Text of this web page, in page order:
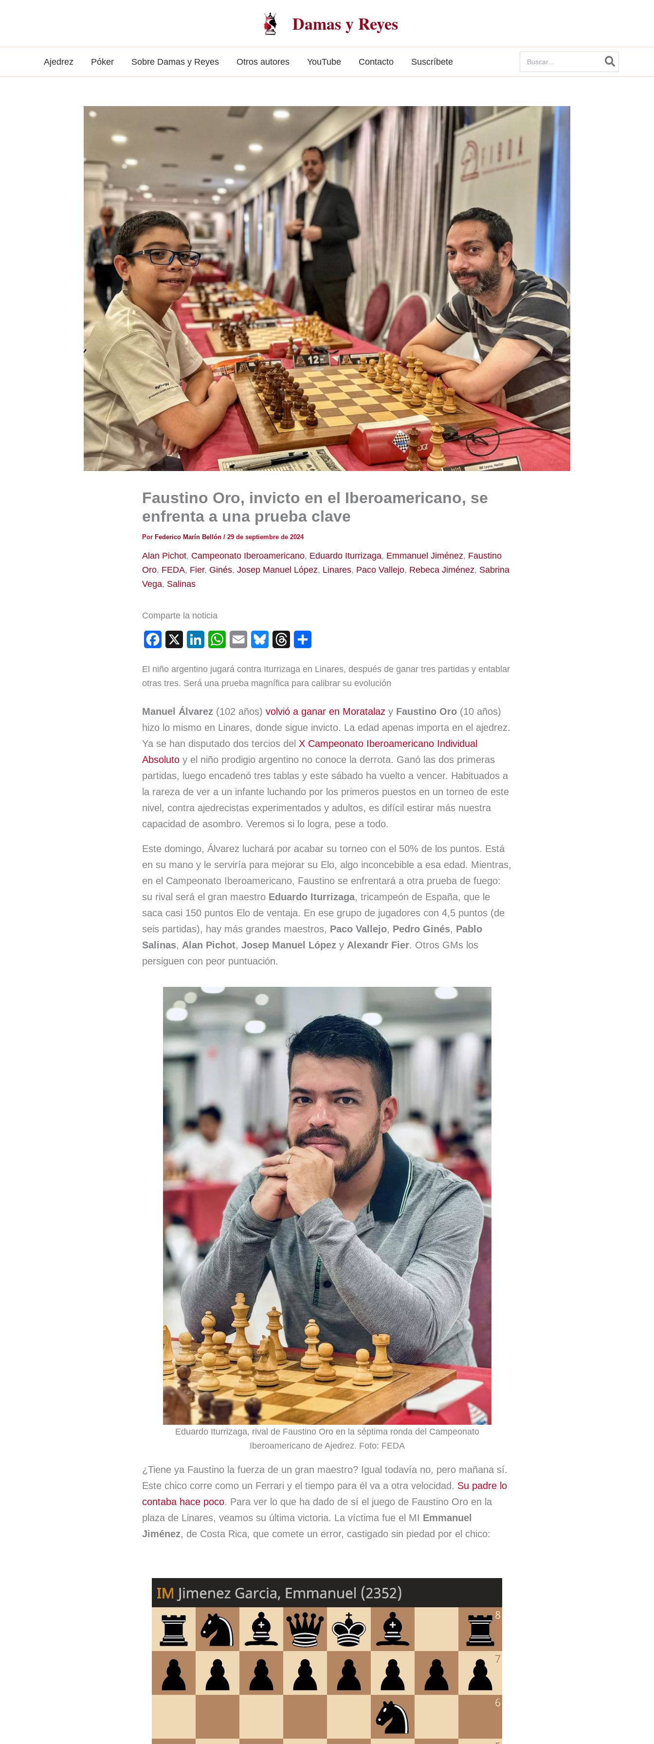
Damas y Reyes
Ajedrez Póker Sobre Damas y Reyes Otros autores YouTube Contacto Suscríbete
por:
Faustino Oro, invicto en el Iberoamericano, se
enfrenta a una prueba clave
Por Federico Marín Bellón / 29 de septiembre de 2024
Alan Pichot, Campeonato Iberoamericano, Eduardo Iturrizaga, Emmanuel Jiménez, Faustino
Oro, FEDA, Fier, Ginés, Josep Manuel López, Linares, Paco Vallejo, Rebeca Jiménez, Sabrina
Vega, Salinas
Comparte la noticia
c
b
o
o
k
n
e
d
I
n
W
a
s
A
p
p
a
l
u
s
k
y
r
a
d
s
m
a
r
t
i
r
El niño argentino jugará contra Iturrizaga en Linares, después de ganar tres partidas y entablar
otras tres. Será una prueba magnífica para calibrar su evolución
Manuel Álvarez (102 años) volvió a ganar en Moratalaz y Faustino Oro (10 años)
hizo lo mismo en Linares, donde sigue invicto. La edad apenas importa en el ajedrez.
Ya se han disputado dos tercios del X Campeonato Iberoamericano Individual
Absoluto y el niño prodigio argentino no conoce la derrota. Ganó las dos primeras
partidas, luego encadenó tres tablas y este sábado ha vuelto a vencer. Habituados a
la rareza de ver a un infante luchando por los primeros puestos en un torneo de este
nivel, contra ajedrecistas experimentados y adultos, es difícil estirar más nuestra
capacidad de asombro. Veremos si lo logra, pese a todo.
Este domingo, Álvarez luchará por acabar su torneo con el 50% de los puntos. Está
en su mano y le serviría para mejorar su Elo, algo inconcebible a esa edad. Mientras,
en el Campeonato Iberoamericano, Faustino se enfrentará a otra prueba de fuego:
su rival será el gran maestro Eduardo Iturrizaga, tricampeón de España, que le
saca casi 150 puntos Elo de ventaja. En ese grupo de jugadores con 4,5 puntos (de
seis partidas), hay más grandes maestros, Paco Vallejo, Pedro Ginés, Pablo
Salinas, Alan Pichot, Josep Manuel López y Alexandr Fier. Otros GMs los
persiguen con peor puntuación.
Eduardo Iturrizaga, rival de Faustino Oro en la séptima ronda del Campeonato
Iberoamericano de Ajedrez. Foto: FEDA
¿Tiene ya Faustino la fuerza de un gran maestro? Igual todavía no, pero mañana sí.
Este chico corre como un Ferrari y el tiempo para él va a otra velocidad. Su padre lo
contaba hace poco. Para ver lo que ha dado de sí el juego de Faustino Oro en la
plaza de Linares, veamos su última victoria. La víctima fue el MI Emmanuel
Jiménez, de Costa Rica, que comete un error, castigado sin piedad por el chico: